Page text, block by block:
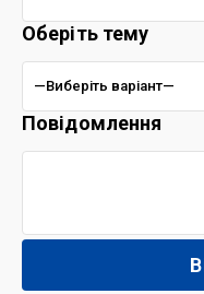
Оберіть тему
Повідомлення